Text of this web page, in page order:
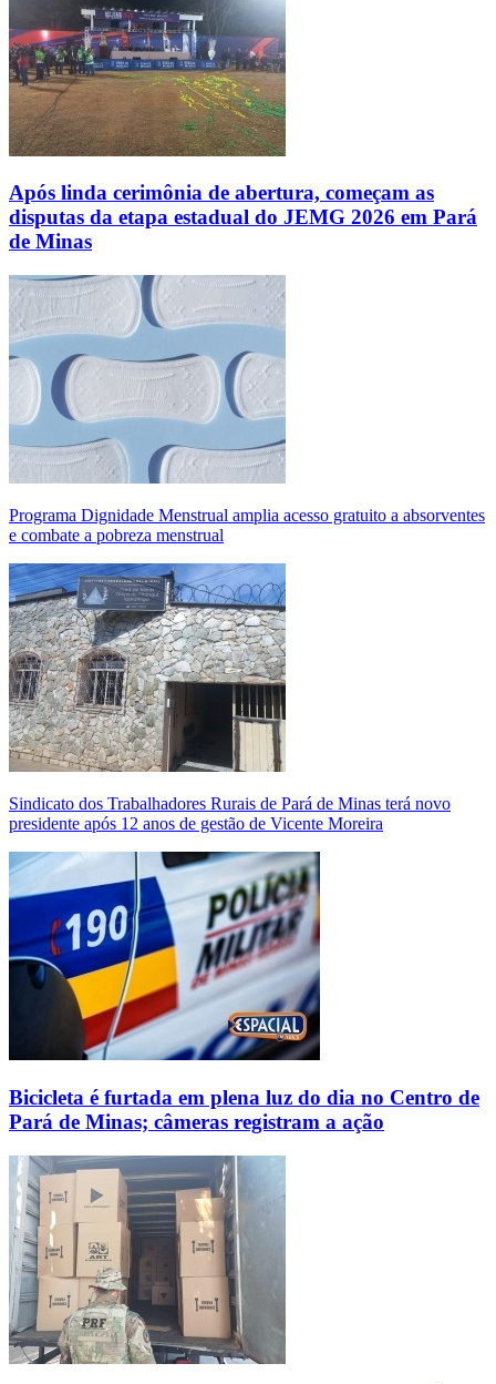
Após linda cerimônia de abertura, começam as
disputas da etapa estadual do JEMG 2026 em Pará
de Minas
Programa Dignidade Menstrual amplia acesso gratuito a absorventes
e combate a pobreza menstrual
Sindicato dos Trabalhadores Rurais de Pará de Minas terá novo
presidente após 12 anos de gestão de Vicente Moreira
Bicicleta é furtada em plena luz do dia no Centro de
Pará de Minas; câmeras registram a ação